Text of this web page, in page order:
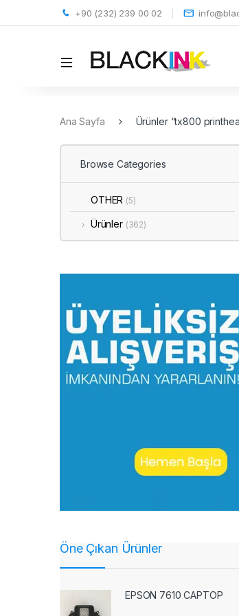
+90 (232) 239 00 02
Ana Sayfa Ürünler “tx800
Browse Categories
OTHER (5)
Ürünler (362)
Öne Çıkan Ürünler
EPSON 7610 CAPTOP